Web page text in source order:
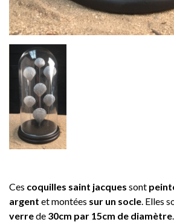
Ces coquilles saint jacques sont
argent et montées sur un socle. Elles
verrede 30cm par 15cm de diamètre.